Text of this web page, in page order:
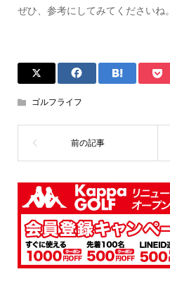
ぜひ、参考にしてみてくださいね。
ゴルフライフ